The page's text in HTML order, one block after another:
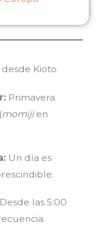
desde Kioto
Primavera
momijien
Un día es
Desde las 5:00